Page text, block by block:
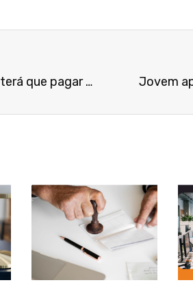
Sem previsão legal: Hospital de BH não terá que pagar a ex-empregada o período de Carnaval como se fosse feriado Jovem